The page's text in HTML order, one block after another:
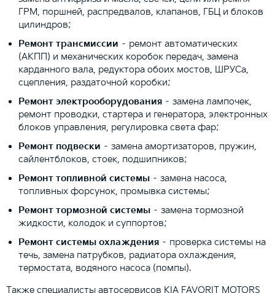
ГРМ, поршней, распредвалов, клапанов, ГБЦ и блоков
цилиндров;
Ремонт трансмиссии – ремонт автоматических
(АКПП) и механических коробок передач, замена
карданного вала, редуктора обоих мостов, ШРУСа,
сцепления, раздаточной коробки;
Ремонт электрооборудования – замена лампочек,
ремонт проводки, стартера и генератора, электронных
блоков управления, регулировка света фар;
Ремонт подвески – замена амортизаторов, пружин,
сайлентблоков, стоек, подшипников;
Ремонт топливной системы – замена насоса,
топливных форсунок, промывка системы;
Ремонт тормозной системы – замена тормозной
жидкости, колодок и суппортов;
Ремонт системы охлаждения – проверка системы на
течь, замена патрубков, радиатора охлаждения,
термостата, водяного насоса (помпы).
Также специалисты автосервисов KIA FAVORIT MOTORS